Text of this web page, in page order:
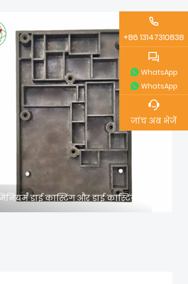
03/28
+86 13147310838
WhatsApp
WhatsApp
जांच अब भेजें